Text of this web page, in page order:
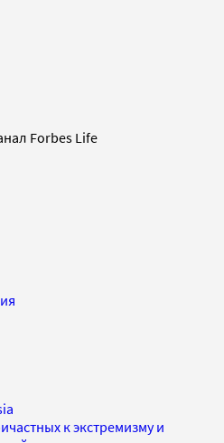
Forbes Life
к экстремизму и